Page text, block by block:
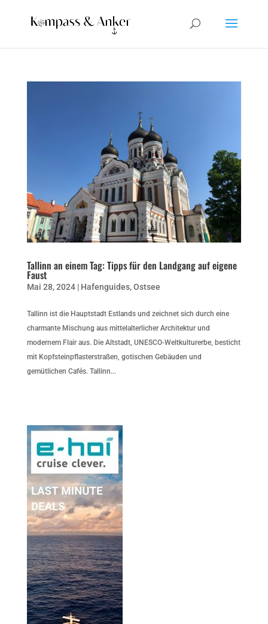
Tallinn an einem Tag: Tipps für den Landgang auf eigene
Faust
Mai 28, 2024| Hafenguides,Ostsee
Tallinn ist die Hauptstadt Estlands und zeichnet sich durch eine
charmante Mischung aus mittelalterlicher Architektur und
modernem Flair aus. Die Altstadt, UNESCO-Weltkulturerbe, besticht
mit Kopfsteinpflasterstraßen, gotischen Gebäuden und
gemütlichen Cafés. Tallinn...